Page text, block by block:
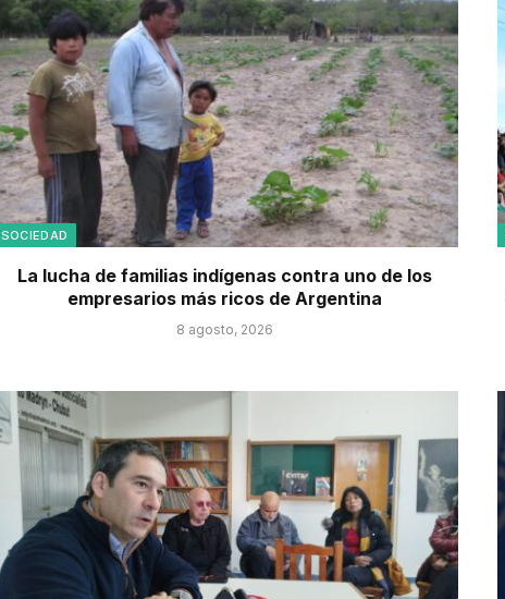
SOCIEDAD
La lucha de familias indígenas contra uno de los
empresarios más ricos de Argentina
8 agosto, 2026